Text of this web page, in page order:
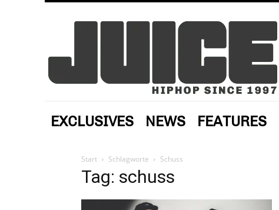
EXCLUSIVES NEWS FEATURES
Start Schlagworte Schuss
Tag: schuss